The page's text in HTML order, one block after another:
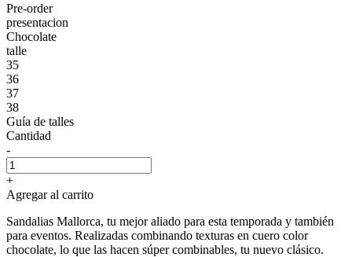
Pre-order
presentacion
Chocolate
talle
35
36
37
38
Guía de talles
Cantidad
-
+
Agregar al carrito
Sandalias Mallorca, tu mejor aliado para esta temporada y también
para eventos. Realizadas combinando texturas en cuero color
chocolate, lo que las hacen súper combinables, tu nuevo clásico.